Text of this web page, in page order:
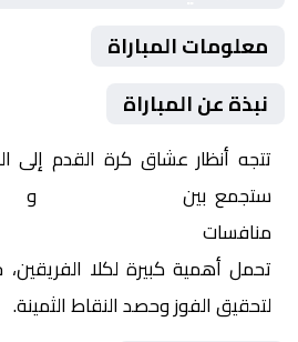
معلومات المباراة
نبذة عن المباراة
تتجه أنظار عشاق كرة القدم إلى
ستجمع بين
و
منافسات
تحمل أهمية كبيرة لكلا
لتحقيق الفوز وحصد النقاط الثمينة.